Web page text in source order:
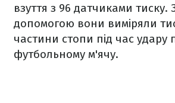
взуття з 96 датчиками тиску.
допомогою вони виміряли
частини стопи під час удару
футбольному м'ячу.